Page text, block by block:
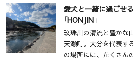
愛犬と一緒に過ごせ
「HONJIN」
玖珠川の清流と豊かな
天瀬町。大分を代表す
の場所には、たくさん